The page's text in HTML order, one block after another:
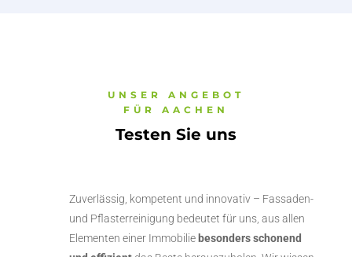
UNSER ANGEBOT
FÜR AACHEN
Testen Sie uns
Zuverlässig, kompetent und innovativ – Fassaden-
und Pflasterreinigung bedeutet für uns, aus allen
Elementen einer Immobiliebesonders schonend